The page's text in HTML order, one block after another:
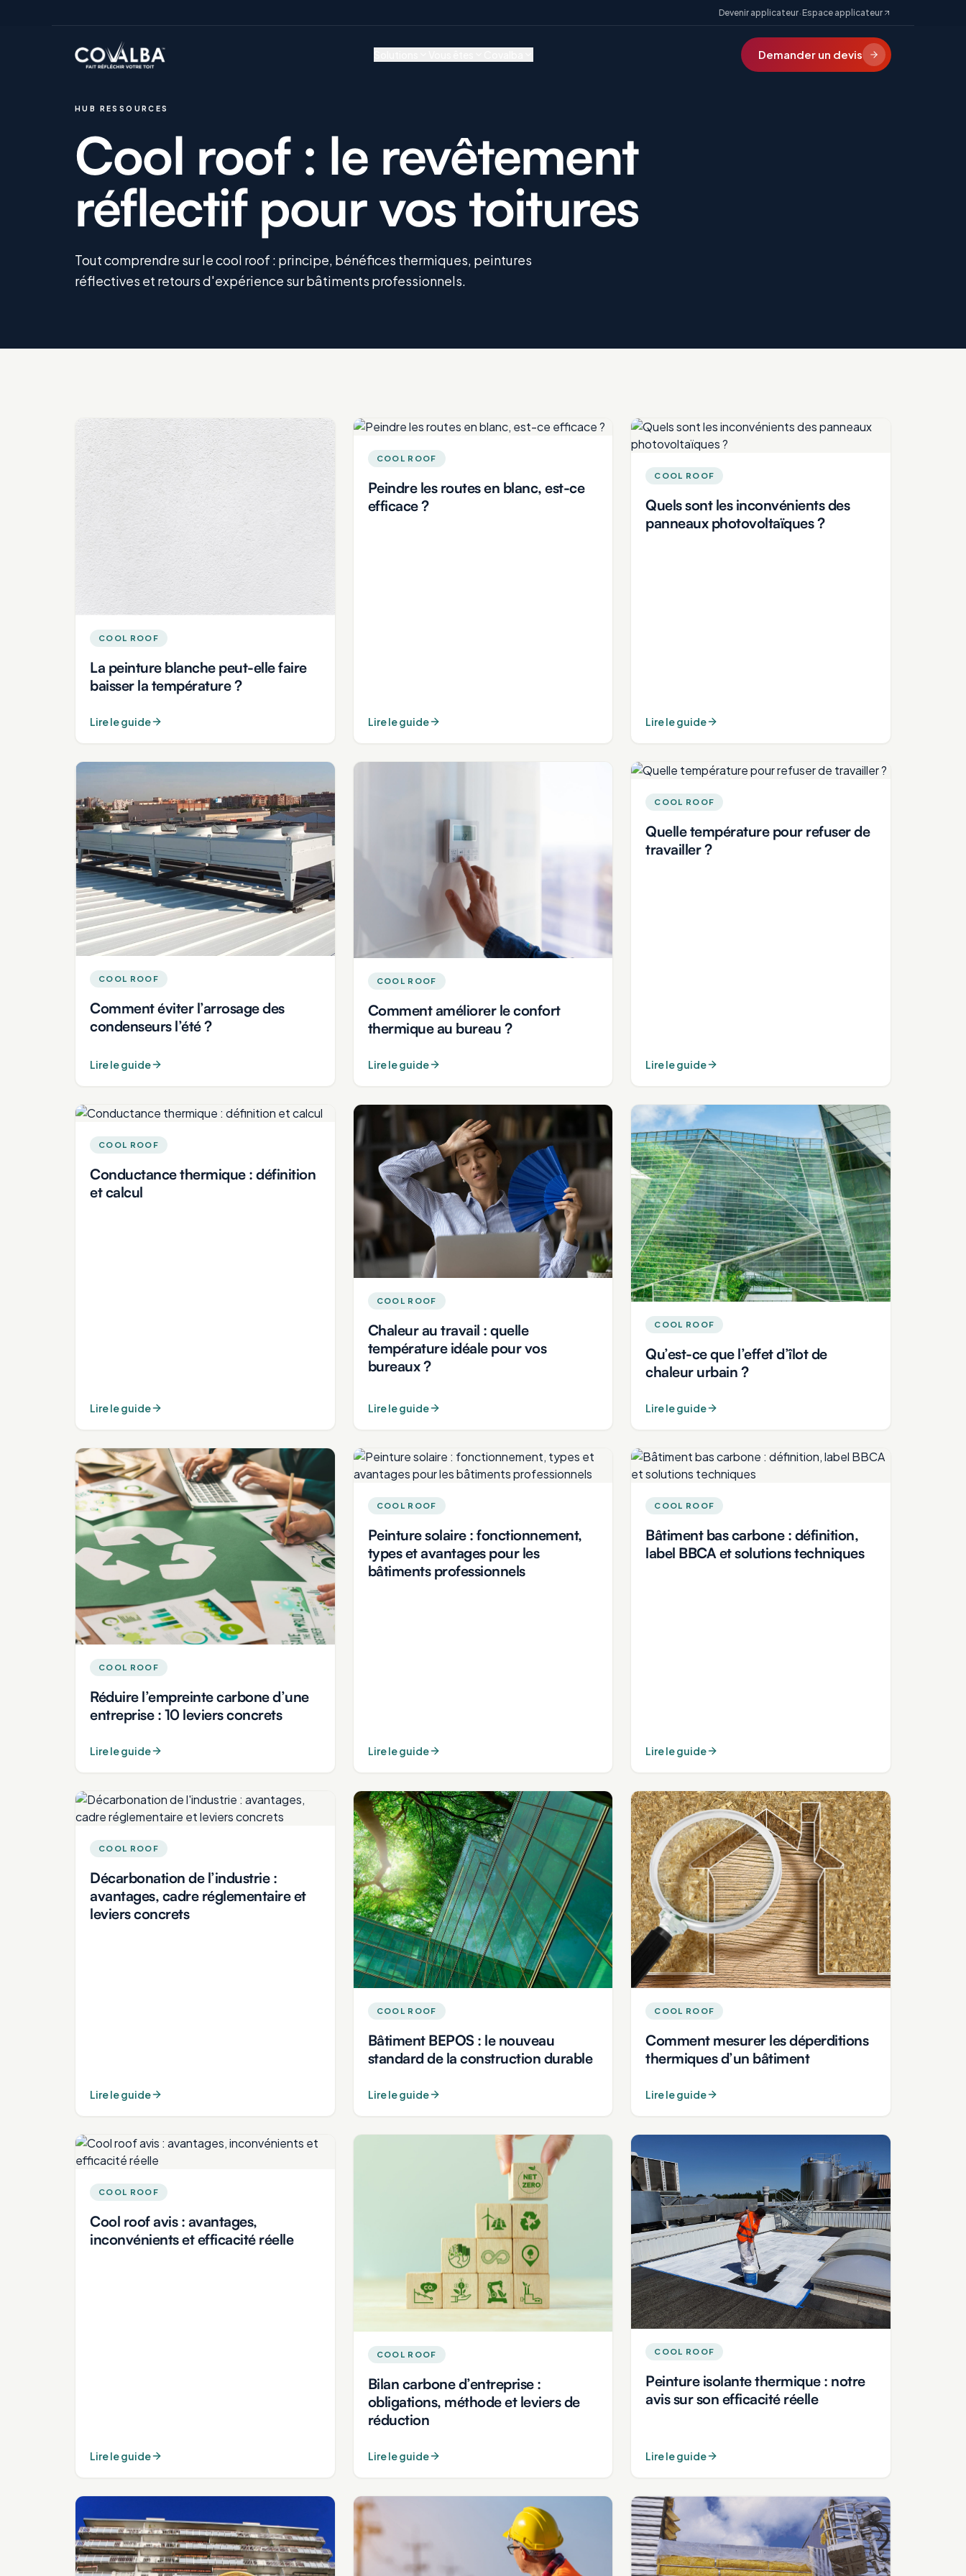
Devenir applicateur·Espace applicateur
Demander un devis
HUB RESSOURCES
Cool roof : le revêtement
réflectif pour vos toitures
Tout comprendre sur le cool roof : principe, bénéfices thermiques, peintures
réflectives et retours d'expérience sur bâtiments professionnels.
COOL ROOF
La peinture blanche peut-elle faire
baisser la température ?
Lire le guide
COOL ROOF
Peindre les routes en blanc, est-ce
efficace ?
Lire le guide
COOL ROOF
Quels sont les inconvénients des
panneaux photovoltaïques ?
Lire le guide
COOL ROOF
Comment éviter l’arrosage des
condenseurs l’été ?
Lire le guide
COOL ROOF
Comment améliorer le confort
thermique au bureau ?
Lire le guide
COOL ROOF
Quelle température pour refuser de
travailler ?
Lire le guide
COOL ROOF
Conductance thermique : définition
et calcul
Lire le guide
COOL ROOF
Chaleur au travail : quelle
température idéale pour vos
bureaux ?
Lire le guide
COOL ROOF
Qu’est-ce que l’effet d’îlot de
chaleur urbain ?
Lire le guide
COOL ROOF
Réduire l’empreinte carbone d’une
entreprise : 10 leviers concrets
Lire le guide
COOL ROOF
Peinture solaire : fonctionnement,
types et avantages pour les
bâtiments professionnels
Lire le guide
COOL ROOF
Bâtiment bas carbone : définition,
label BBCA et solutions techniques
Lire le guide
COOL ROOF
Décarbonation de l’industrie :
avantages, cadre réglementaire et
leviers concrets
Lire le guide
COOL ROOF
Bâtiment BEPOS : le nouveau
standard de la construction durable
Lire le guide
COOL ROOF
Comment mesurer les déperditions
thermiques d’un bâtiment
Lire le guide
COOL ROOF
Cool roof avis : avantages,
inconvénients et efficacité réelle
Lire le guide
COOL ROOF
Bilan carbone d’entreprise :
obligations, méthode et leviers de
réduction
Lire le guide
COOL ROOF
Peinture isolante thermique : notre
avis sur son efficacité réelle
Lire le guide